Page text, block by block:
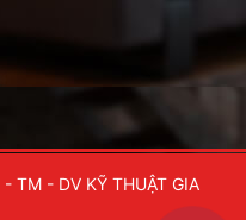
TM - DV KỸ THUẬT GIA